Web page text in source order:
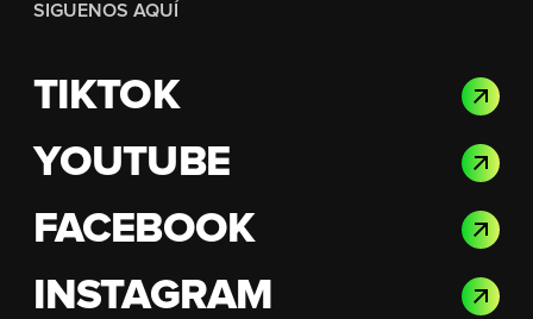
SIGUENOS AQUÍ
TIKTOK
YOUTUBE
FACEBOOK
INSTAGRAM